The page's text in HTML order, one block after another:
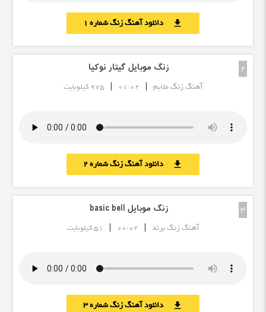
download دانلود آهنگ زنگ شماره 1
2 زنگ موبایل گیتار نوکیا
آهنگ زنگ ملایم |
01:02
| 975 کیلوبایت
download دانلود آهنگ زنگ شماره 2
3 زنگ موبایل basic bell
آهنگ زنگ برند |
00:02
| 51 کیلوبایت
download دانلود آهنگ زنگ شماره 3